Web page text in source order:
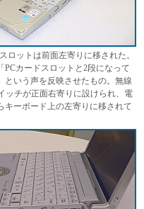
ロットは前面左寄りに移された。
PCカードスロットと2段になって
という声を反映させたもの。無線
ッチが正面右寄りに設けられ、電
キーボード上の左寄りに移されて